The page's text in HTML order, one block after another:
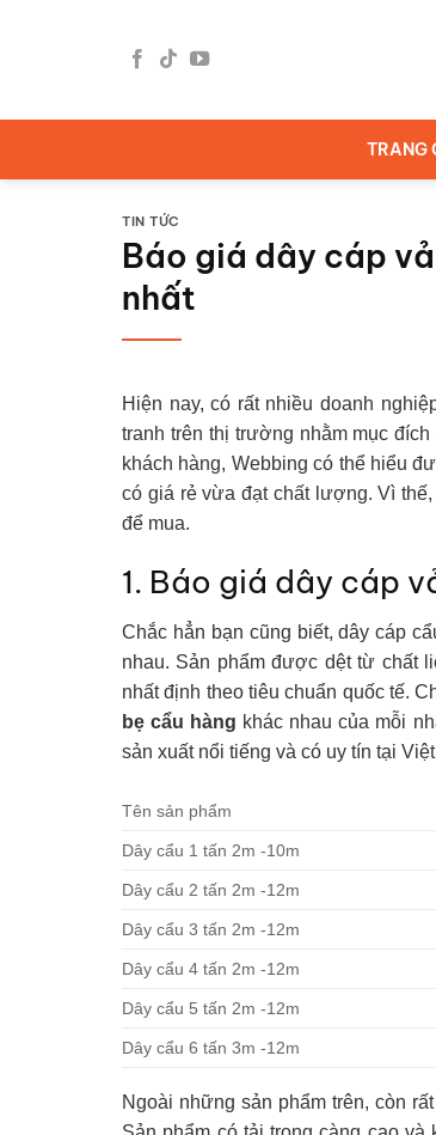
TRANG
TIN TỨC
Báo giá dây cáp
nhất
Hiện nay, có rất nhiều doanh
tranh trên thị trường nhằm mục
khách hàng, Webbing có thể hiểu
có giá rẻ vừa đạt chất lượng. Vì
để mua.
1. Báo giá dây cáp
Chắc hẳn bạn cũng biết, dây cáp
nhau. Sản phẩm được dệt từ chất
nhất định theo tiêu chuẩn quốc tế.
bẹ cẩu hàng khác nhau của mỗi
sản xuất nổi tiếng và có uy tín tại
Tên sản phẩm
Dây cẩu 1 tấn 2m -10m
Dây cẩu 2 tấn 2m -12m
Dây cẩu 3 tấn 2m -12m
Dây cẩu 4 tấn 2m -12m
Dây cẩu 5 tấn 2m -12m
Dây cẩu 6 tấn 3m -12m
Ngoài những sản phẩm trên, còn